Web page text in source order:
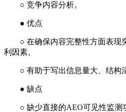
○ 竞争内容分析。
● 优点
○ 在确保内容完整性方面表现
利因素。
○ 有助于写出信息量大、结构清
● 缺点
○ 缺少直接的AEO可见性监测